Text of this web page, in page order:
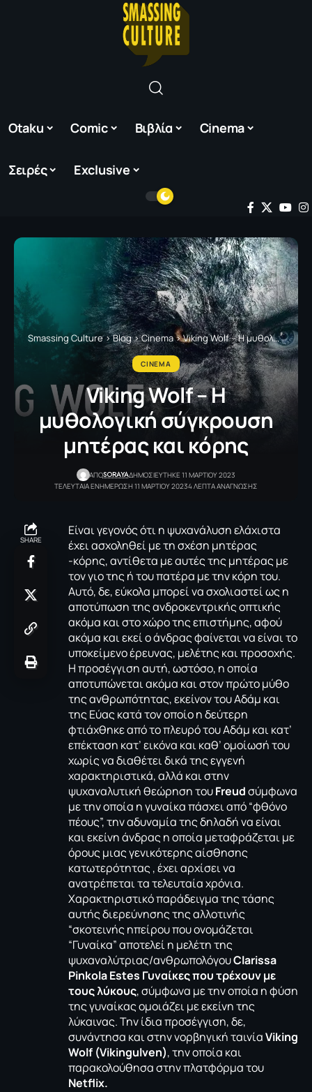
Otaku Comic Βιβλία Cinema
Σειρές Exclusive
Smassing Culture>Blog>Cinema>Viking Wolf – Η μυθολογική σύγκρουση μητέρας και κόρης
CINEMA
Viking Wolf – Η
μυθολογική σύγκρουση
μητέρας και κόρης
ΑΠΟSORAYAΔΗΜΟΣΙΕΥΤΗΚΕ 11 ΜΑΡΤΙΟΥ 2023
ΤΕΛΕΥΤΑΙΑ ΕΝΗΜΕΡΩΣΗ 11 ΜΑΡΤΙΟΥ 20234 ΛΕΠΤΑ ΑΝΑΓΝΩΣΗΣ
SHARE
Είναι γεγονός ότι η ψυχανάλυση ελάχιστα
έχει ασχοληθεί με τη σχέση μητέρας
-κόρης, αντίθετα με αυτές της μητέρας με
τον γιο της ή του πατέρα με την κόρη του.
Αυτό, δε, εύκολα μπορεί να σχολιαστεί ως η
αποτύπωση της ανδροκεντρικής οπτικής
ακόμα και στο χώρο της επιστήμης, αφού
ακόμα και εκεί ο άνδρας φαίνεται να είναι το
υποκείμενο έρευνας, μελέτης και προσοχής.
Η προσέγγιση αυτή, ωστόσο, η οποία
αποτυπώνεται ακόμα και στον πρώτο μύθο
της ανθρωπότητας, εκείνον του Αδάμ και
της Εύας κατά τον οποίο η δεύτερη
φτιάχθηκε από το πλευρό του Αδάμ και κατ’
επέκταση κατ’ εικόνα και καθ’ ομοίωσή του
χωρίς να διαθέτει δικά της εγγενή
χαρακτηριστικά, αλλά και στην
ψυχαναλυτική θεώρηση τουFreudσύμφωνα
με την οποία η γυναίκα πάσχει από “φθόνο
πέους”, την αδυναμία της δηλαδή να είναι
και εκείνη άνδρας η οποία μεταφράζεται με
όρους μιας γενικότερης αίσθησης
κατωτερότητας , έχει αρχίσει να
ανατρέπεται τα τελευταία χρόνια.
Χαρακτηριστικό παράδειγμα της τάσης
αυτής διερεύνησης της αλλοτινής
“σκοτεινής ηπείρου που ονομάζεται
“Γυναίκα” αποτελεί η μελέτη της
ψυχαναλύτριας/ανθρωπολόγουClarissa
Pinkola Estes Γυναίκες που τρέχουν με
τους λύκους, σύμφωνα με την οποία η φύση
της γυναίκας ομοιάζει με εκείνη της
λύκαινας. Την ίδια προσέγγιση, δε,
συνάντησα και στην νορβηγική ταινίαViking
Wolf (Vikingulven), την οποία και
παρακολούθησα στην πλατφόρμα του
Netflix.